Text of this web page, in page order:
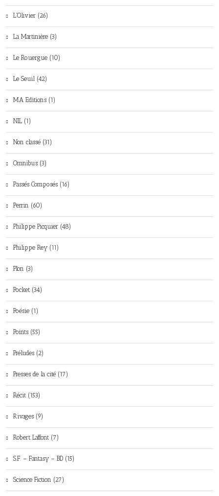
L'Olivier (26)
La Martinière (3)
Le Rouergue (10)
Le Seuil (42)
MA Editions (1)
NIL (1)
Non classé (31)
Omnibus (3)
Passés Composés (16)
Perrin (60)
Philippe Picquier (48)
Philippe Rey (11)
Plon (3)
Pocket (34)
Poésie (1)
Points (55)
Préludes (2)
Presses de la cité (17)
Récit (153)
Rivages (9)
Robert Laffont (7)
S.F. – Fantasy – BD (15)
Science Fiction (27)